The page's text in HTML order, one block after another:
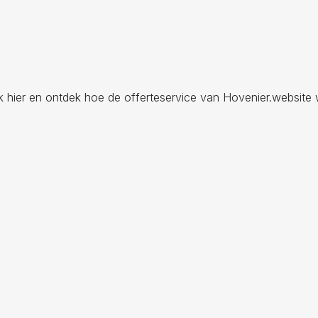
hier en ontdek hoe de offerteservice van Hovenier.website